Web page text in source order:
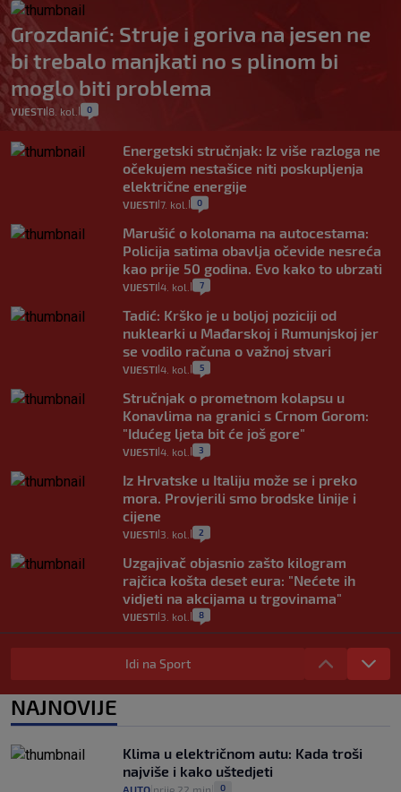
Grozdanić: Struje i goriva na jesen ne
bi trebalo manjkati no s plinom bi
moglo biti problema
VIJESTI| 8. kol. 0
Energetski stručnjak: Iz više razloga ne
očekujem nestašice niti poskupljenja
električne energije
VIJESTI 7. kol. 0
Marušić o kolonama na autocestama:
Policija satima obavlja očevide nesreća
kao prije 50 godina. Evo kako to ubrzati
VIJESTI 4. kol. 7
Tadić: Krško je u boljoj poziciji od
nuklearki u Mađarskoj i Rumunjskoj jer
se vodilo računa o važnoj stvari
VIJESTI 4. kol. 5
Stručnjak o prometnom kolapsu u
Konavlima na granici s Crnom Gorom:
"Idućeg ljeta bit će još gore"
VIJESTI 4. kol. 3
Iz Hrvatske u Italiju može se i preko
mora. Provjerili smo brodske linije i
cijene
VIJESTI 3. kol. 2
Uzgajivač objasnio zašto kilogram
rajčica košta deset eura: "Nećete ih
vidjeti na akcijama u trgovinama"
VIJESTI 3. kol. 8
Selidba je jedno od stresnijih iskustava.
Evo aktualnih cijena i nekoliko savjeta
VIJESTI 2. kol. 0
automobilom na Hvar iz Zagreba, a
koliko iz Osijeka
VIJESTI 2. kol. 14
Idi na Sport
NAJNOVIJE
Klima u električnom autu: Kada troši
najviše i kako uštedjeti
AUTO prije 22 min 0